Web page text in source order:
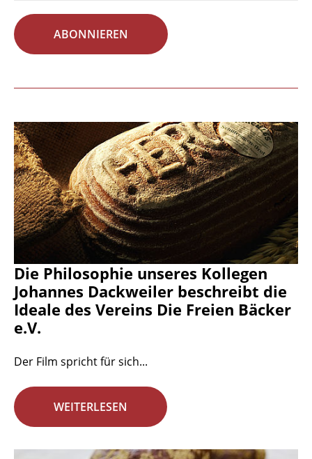
ABONNIEREN
Die Philosophie unseres Kollegen
Johannes Dackweiler beschreibt die
Ideale des Vereins Die Freien Bäcker
e.V.
Der Film spricht für sich...
WEITERLESEN